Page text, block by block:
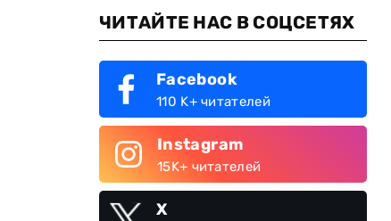
ЧИТАЙТЕ НАС В СОЦСЕТЯХ
Facebook
110 K+ читателей
Instagram
15K+ читателей
X